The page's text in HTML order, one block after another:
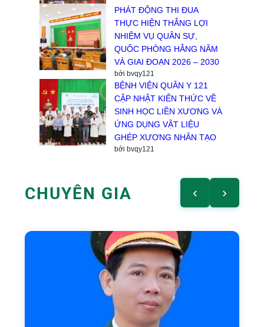
PHÁT ĐỘNG THI ĐUA
THỰC HIỆN THẮNG LỢI
NHIỆM VỤ QUÂN SỰ,
QUỐC PHÒNG HẰNG NĂM
VÀ GIAI ĐOẠN 2026 – 2030
bởi bvqy121
BỆNH VIỆN QUÂN Y 121
CẬP NHẬT KIẾN THỨC VỀ
SINH HỌC LIỀN XƯƠNG VÀ
ỨNG DỤNG VẬT LIỆU
GHÉP XƯƠNG NHÂN TẠO
bởi bvqy121
CHUYÊN GIA ‹ ›